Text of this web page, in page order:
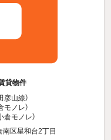
貸物件
彦山線）
モノレ）
倉モノレ）
南区星和台2丁目